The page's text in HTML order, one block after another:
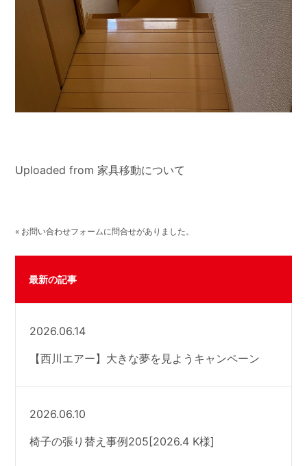
Uploaded from 家具移動について
« お問い合わせフォームに問合せがありました。
最新の記事
2026.06.14
【西川エアー】大きな夢を見ようキャンペーン
2026.06.10
椅子の張り替え事例205[2026.4 K様]